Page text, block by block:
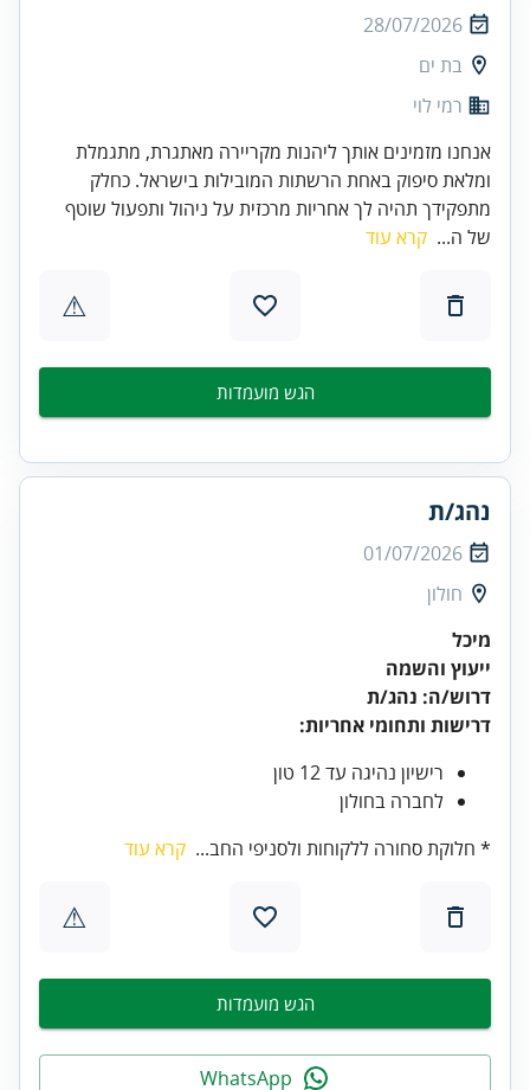
28/07/2026
בת ים
רמי לוי
אנחנו מזמינים אותך ליהנות מקריירה מאתגרת, מתגמלת
ומלאת סיפוק באחת הרשתות המובילות בישראל. כחלק
מתפקידך תהיה לך אחריות מרכזית על ניהול ותפעול שוטף
של ה... קרא עוד
⚠
הגש מועמדות
נהג/ת
01/07/2026
חולון
מיכל
ייעוץ והשמה
דרוש/ה: נהג/ת
דרישות ותחומי אחריות:
רישיון נהיגה עד 12 טון
לחברה בחולון
* חלוקת סחורה ללקוחות ולסניפי החב... קרא עוד
⚠
הגש מועמדות